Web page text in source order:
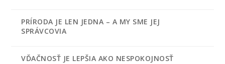
PRÍRODA JE LEN JEDNA – A MY SME JEJ
SPRÁVCOVIA
VĎAČNOSŤ JE LEPŠIA AKO NESPOKOJNOSŤ